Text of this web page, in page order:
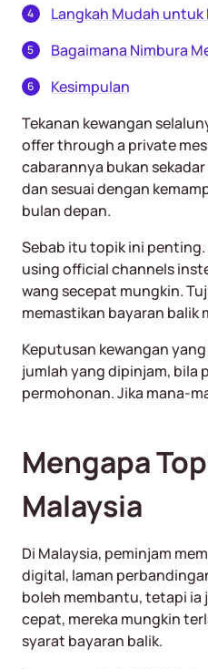
Langkah Mudah
Bagaimana Nimbura
Kesimpulan
Tekanan kewangan
offer through a private
cabarannya bukan
dan sesuai dengan
bulan depan.
Sebab itu topik ini
using official channels
wang secepat mungkin.
memastikan bayaran balik
Keputusan kewangan
jumlah yang dipinjam, bila
permohonan. Jika mana-
Mengapa
Malaysia
Di Malaysia, peminjam
digital, laman
boleh membantu, tetapi ia
cepat, mereka mungkin
syarat bayaran balik.